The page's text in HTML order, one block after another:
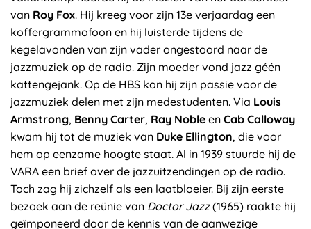
van Roy Fox. Hij kreeg voor zijn 13e verjaardag een
koffergrammofoon en hij luisterde tijdens de
kegelavonden van zijn vader ongestoord naar de
jazzmuziek op de radio. Zijn moeder vond jazz géén
kattengejank. Op de HBS kon hij zijn passie voor de
jazzmuziek delen met zijn medestudenten. Via Louis
Armstrong, Benny Carter, Ray Noble en Cab Calloway
kwam hij tot de muziek van Duke Ellington, die voor
hem op eenzame hoogte staat. Al in 1939 stuurde hij de
VARA een brief over de jazzuitzendingen op de radio.
Toch zag hij zichzelf als een laatbloeier. Bij zijn eerste
bezoek aan de reünie van Doctor Jazz(1965) raakte hij
geïmponeerd door de kennis van de aanwezige